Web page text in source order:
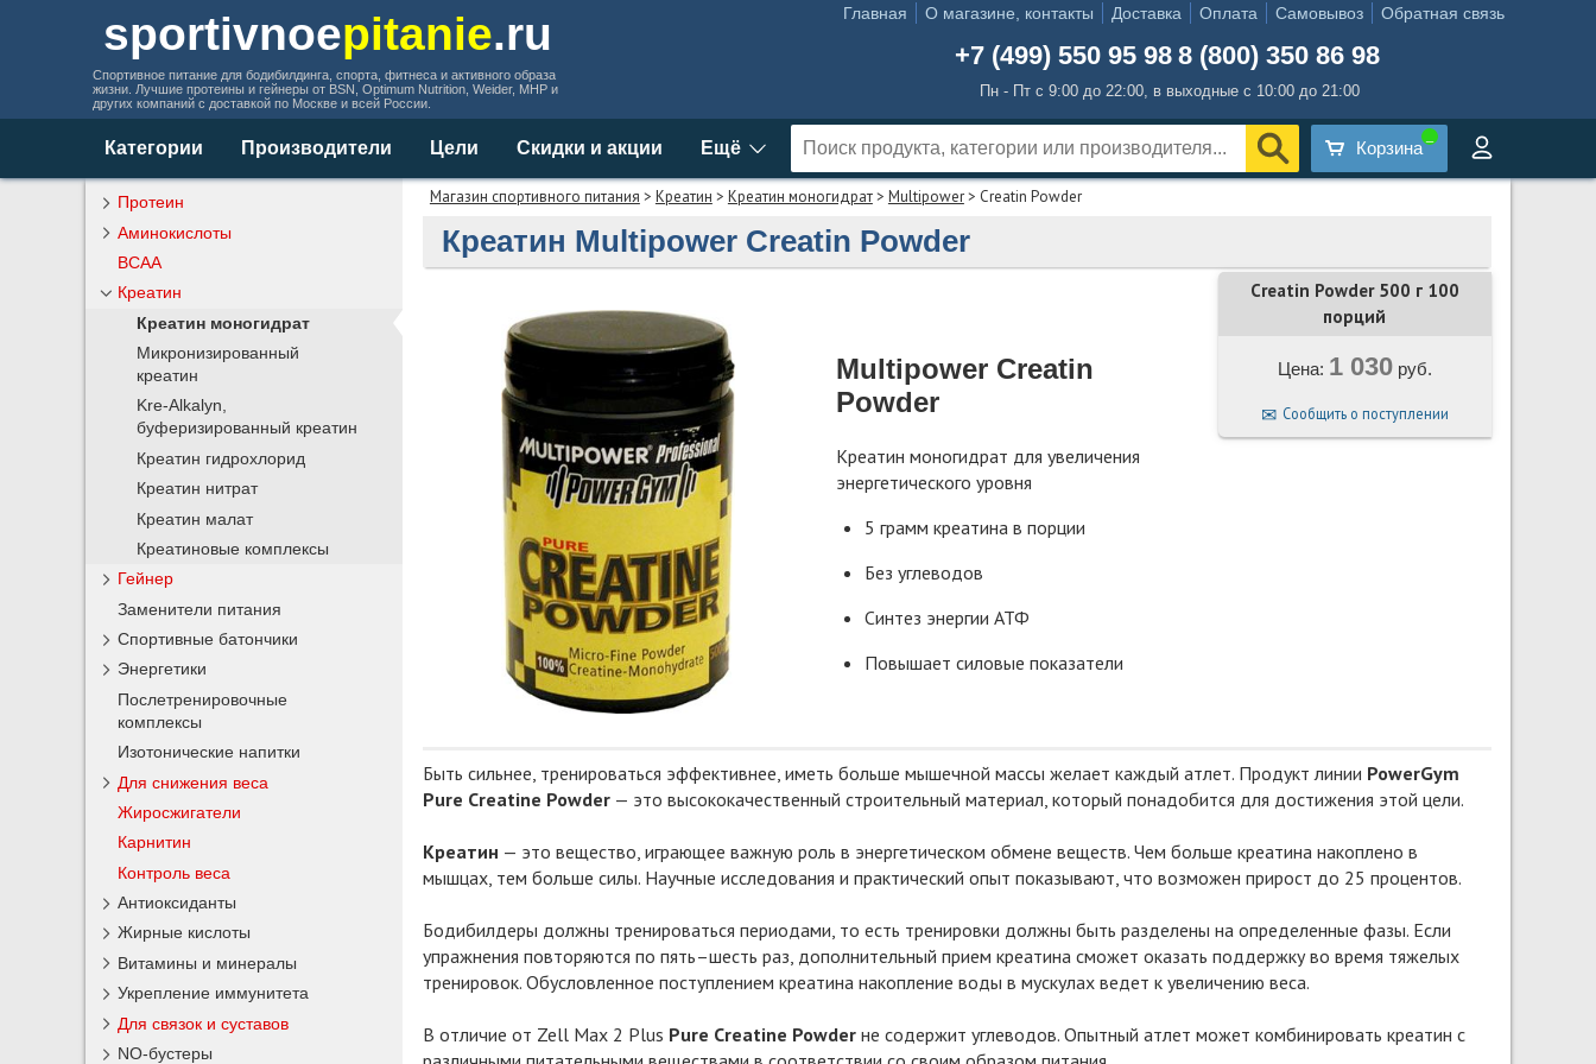
sportivnoepitanie.ru
Спортивное питание для бодибилдинга, спорта, фитнеса и активного образа
жизни. Лучшие протеины и гейнеры от BSN, Optimum Nutrition, Weider, MHP и
других компаний с доставкой по Москве и всей России.
Главная О магазине, контакты Доставка Оплата Самовывоз Обратная связь
+7 (499) 550 95 98 8 (800) 350 86 98
Пн - Пт с 9:00 до 22:00, в выходные с 10:00 до 21:00
Категории Производители Цели Скидки и акции Ещё Корзина
Магазин спортивного питания > Креатин > Креатин моногидрат> Multipower> Creatin Powder
Креатин Multipower Creatin Powder
Multipower Creatin
Powder
Креатин моногидрат для увеличения
энергетического уровня
5 грамм креатина в порции
Без углеводов
Синтез энергии АТФ
Повышает силовые показатели
Creatin Powder 500 г 100
порций
Цена: 1 030руб.
Сообщить о поступлении
Быть сильнее, тренироваться эффективнее, иметь больше мышечной массы желает каждый атлет. Продукт линии PowerGym
Pure Creatine Powder— это высококачественный строительный материал, который понадобится для достижения этой цели.
Креатин — это вещество, играющее важную роль в энергетическом обмене веществ. Чем больше креатина накоплено в
мышцах, тем больше силы. Научные исследования и практический опыт показывают, что возможен прирост до 25 процентов.
Бодибилдеры должны тренироваться периодами, то есть тренировки должны быть разделены на определенные фазы. Если
упражнения повторяются по пять–шесть раз, дополнительный прием креатина сможет оказать поддержку во время тяжелых
тренировок. Обусловленное поступлением креатина накопление воды в мускулах ведет к увеличению веса.
В отличие от Zell Max 2 Plus Pure Creatine Powderне содержит углеводов. Опытный атлет может комбинировать креатин с
Протеин
Аминокислоты
BCAA
Креатин
Креатин моногидрат
Микронизированный
креатин
Kre-Alkalyn,
буферизированный креатин
Креатин гидрохлорид
Креатин нитрат
Креатин малат
Креатиновые комплексы
Гейнер
Заменители питания
Спортивные батончики
Энергетики
Послетренировочные
комплексы
Изотонические напитки
Для снижения веса
Жиросжигатели
Карнитин
Контроль веса
Антиоксиданты
Жирные кислоты
Витамины и минералы
Укрепление иммунитета
Для связок и суставов
NO-бустеры